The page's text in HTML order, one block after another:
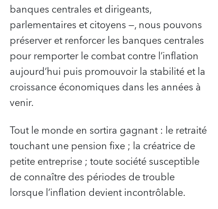
banques centrales et dirigeants,
parlementaires et citoyens —, nous pouvons
préserver et renforcer les banques centrales
pour remporter le combat contre l’inflation
aujourd’hui puis promouvoir la stabilité et la
croissance économiques dans les années à
venir.
Tout le monde en sortira gagnant : le retraité
touchant une pension fixe ; la créatrice de
petite entreprise ; toute société susceptible
de connaître des périodes de trouble
lorsque l’inflation devient incontrôlable.